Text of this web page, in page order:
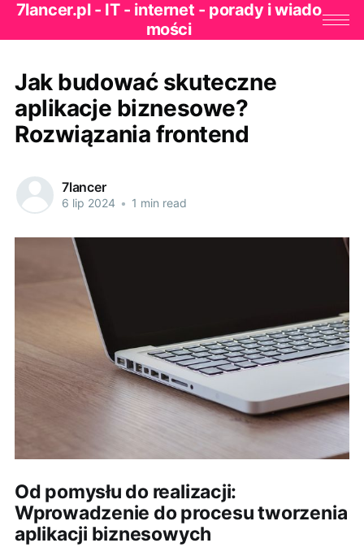
7lancer.pl - IT - internet - porady i wiado
mości
Jak budować skuteczne
aplikacje biznesowe?
Rozwiązania frontend
7lancer
6 lip 2024 • 1 min read
Od pomysłu do realizacji:
Wprowadzenie do procesu tworzenia
aplikacji biznesowych